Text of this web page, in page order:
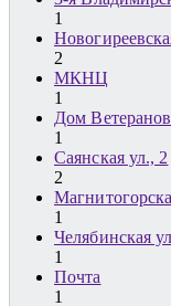
1
2
МКНЦ
1
Дом
1
Саянская ул., 2
2
1
Челябинская
1
Почта
1